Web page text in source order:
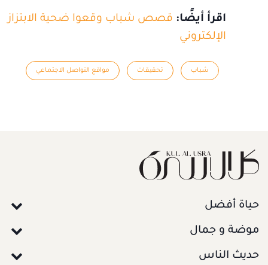
اقرأ أيضًا: قصص شباب وقعوا ضحية الابتزاز
الإلكتروني
شباب تحقيقات مواقع التواصل الاجتماعي
حياة أفضل
موضة و جمال
حديث الناس